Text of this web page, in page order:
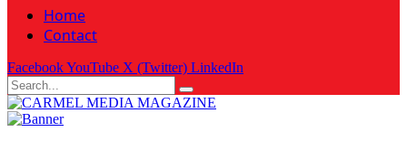
Home
Contact
FacebookYouTube X (Twitter) LinkedIn